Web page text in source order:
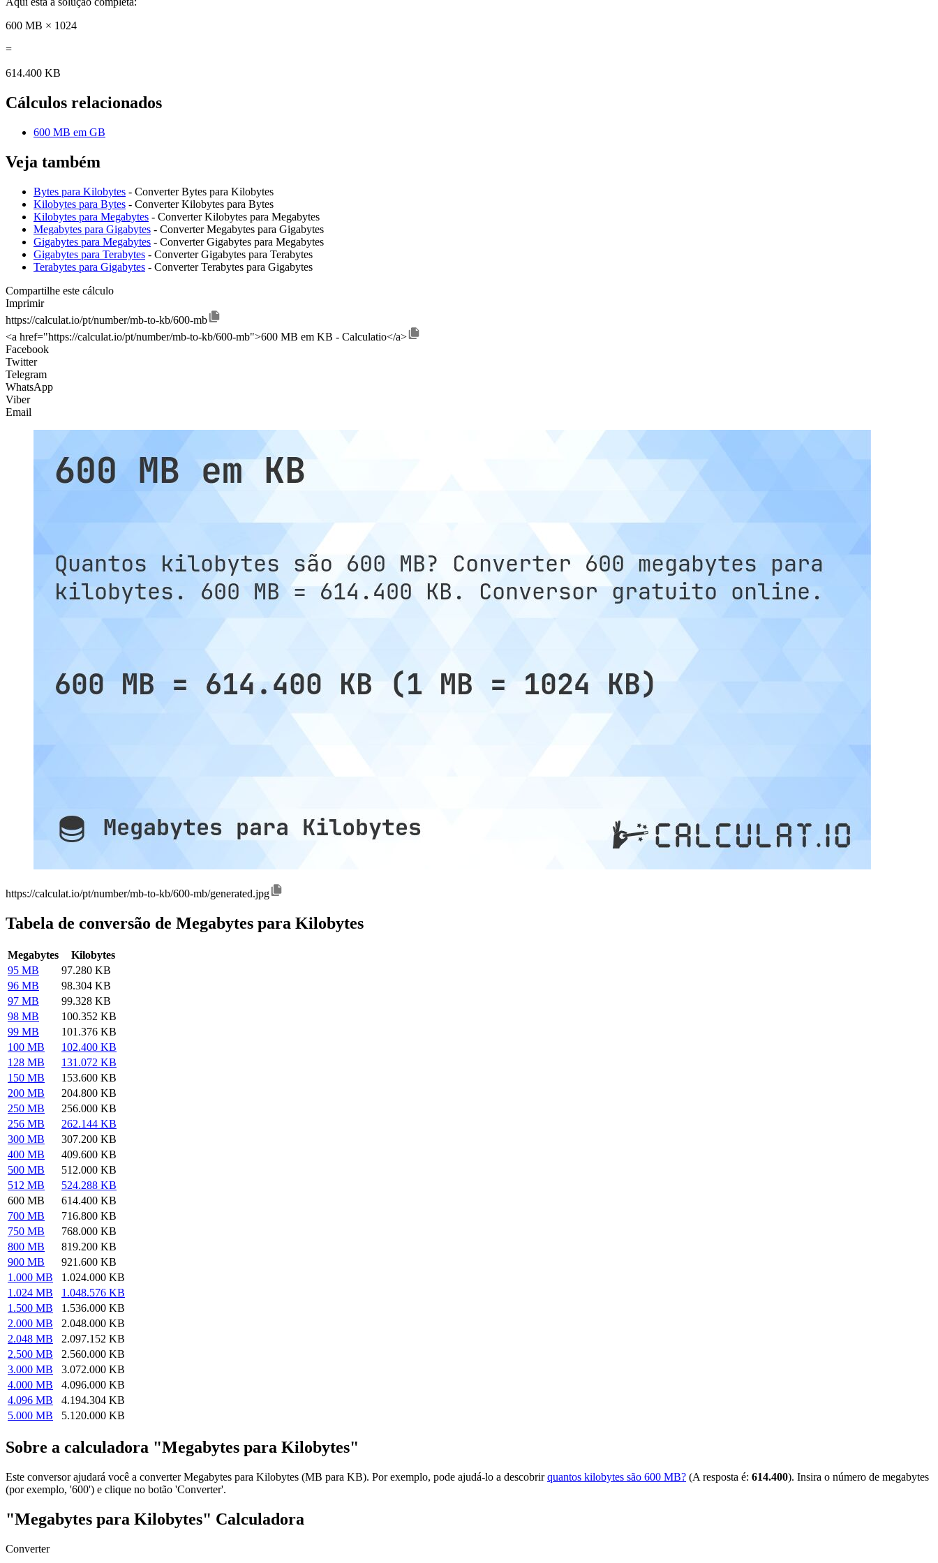
600 MB × 1024
=
614.400 KB
Cálculos relacionados
600 MB em GB
Veja também
Bytes para Kilobytes - Converter Bytes para Kilobytes
Kilobytes para Bytes - Converter Kilobytes para Bytes
Kilobytes para Megabytes - Converter Kilobytes para Megabytes
Megabytes para Gigabytes - Converter Megabytes para Gigabytes
Gigabytes para Megabytes - Converter Gigabytes para Megabytes
Gigabytes para Terabytes - Converter Gigabytes para Terabytes
Terabytes para Gigabytes - Converter Terabytes para Gigabytes
Compartilhe este cálculo
Imprimir
https://calculat.io/pt/number/mb-to-kb/600-mb
<a href="https://calculat.io/pt/number/mb-to-kb/600-mb">600 MB em KB - Calculatio</a>
Facebook
Twitter
Telegram
WhatsApp
Viber
Email
https://calculat.io/pt/number/mb-to-kb/600-mb/generated.jpg
Tabela de conversão de Megabytes para Kilobytes
Megabytes
Kilobytes
95 MB
97.280 KB
96 MB
98.304 KB
97 MB
99.328 KB
98 MB
100.352 KB
99 MB
101.376 KB
100 MB
102.400 KB
128 MB
131.072 KB
150 MB
153.600 KB
200 MB
204.800 KB
250 MB
256.000 KB
256 MB
262.144 KB
300 MB
307.200 KB
400 MB
409.600 KB
500 MB
512.000 KB
512 MB
524.288 KB
600 MB
614.400 KB
700 MB
716.800 KB
750 MB
768.000 KB
800 MB
819.200 KB
900 MB
921.600 KB
1.000 MB
1.024.000 KB
1.024 MB
1.048.576 KB
1.500 MB
1.536.000 KB
2.000 MB
2.048.000 KB
2.048 MB
2.097.152 KB
2.500 MB
2.560.000 KB
3.000 MB
3.072.000 KB
4.000 MB
4.096.000 KB
4.096 MB
4.194.304 KB
5.000 MB
5.120.000 KB
Sobre a calculadora "Megabytes para Kilobytes"
Este conversor ajudará você a converter Megabytes para Kilobytes (MB para KB). Por exemplo, pode ajudá-lo a descobrirquantos kilobytes são 600 MB? (A resposta é: 614.400). Insira o número de megabytes
(por exemplo, '600') e clique no botão 'Converter'.
"Megabytes para Kilobytes" Calculadora
Converter